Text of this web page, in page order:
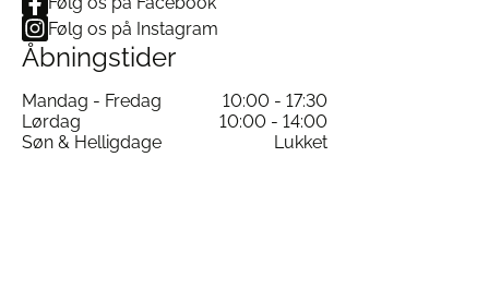
Følg os på Instagram
Åbningstider
Mandag - Fredag
10:00 - 17:30
Lørdag
10:00 - 14:00
Søn & Helligdage
Lukket